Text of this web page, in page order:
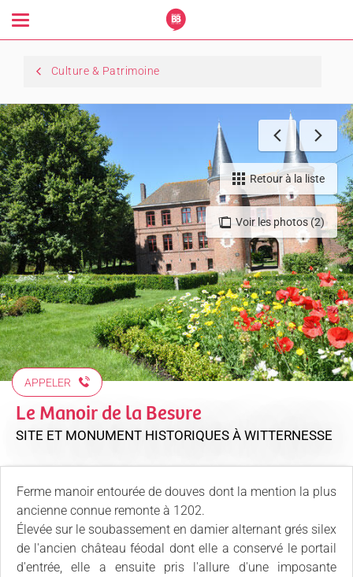
Toggle
navigation
Culture & Patrimoine
Voir les photos (2)
Retour à la liste
APPELER
Le Manoir de la Besvre
SITE ET MONUMENT HISTORIQUES À WITTERNESSE
Ferme manoir entourée de douves dont la mention la plus
ancienne connue remonte à 1202.
Élevée sur le soubassement en damier alternant grés silex
de l'ancien château féodal dont elle a conservé le portail
d'entrée, elle a ensuite pris l'allure d'une imposante